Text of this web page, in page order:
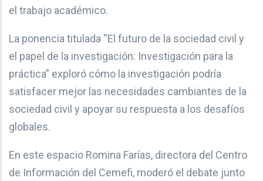
el trabajo académico.
La ponencia titulada “El futuro de la sociedad civil y
el papel de la investigación: Investigación para la
práctica” exploró cómo la investigación podría
satisfacer mejor las necesidades cambiantes de la
sociedad civil y apoyar su respuesta a los desafíos
globales.
En este espacio Romina Farías, directora del Centro
de Información del Cemefi, moderó el debate junto